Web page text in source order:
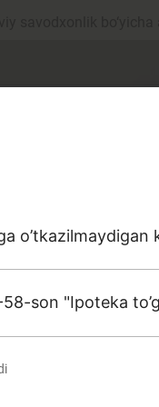
sohasiga oid
son "Ipoteka